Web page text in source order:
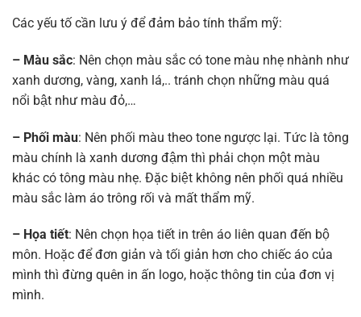
Các yếu tố cần lưu ý để đảm bảo tính thẩm mỹ:
– Màu sắc: Nên chọn màu sắc có tone màu nhẹ nhành như
xanh dương, vàng, xanh lá,.. tránh chọn những màu quá
nổi bật như màu đỏ,…
– Phối màu: Nên phối màu theo tone ngược lại. Tức là tông
màu chính là xanh dương đậm thì phải chọn một màu
khác có tông màu nhẹ. Đặc biệt không nên phối quá nhiều
màu sắc làm áo trông rối và mất thẩm mỹ.
– Họa tiết: Nên chọn họa tiết in trên áo liên quan đến bộ
môn. Hoặc để đơn giản và tối giản hơn cho chiếc áo của
mình thì đừng quên in ấn logo, hoặc thông tin của đơn vị
mình.